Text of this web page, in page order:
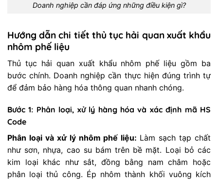
Doanh nghiệp cần đáp ứng những điều kiện gì?
Hướng dẫn chi tiết thủ tục hải quan xuất khẩu
nhôm phế liệu
Thủ tục hải quan xuất khẩu nhôm phế liệu gồm ba
bước chính. Doanh nghiệp cần thực hiện đúng trình tự
để đảm bảo hàng hóa thông quan nhanh chóng.
Bước 1: Phân loại, xử lý hàng hóa và xác định mã HS
Code
Phân loại và xử lý nhôm phế liệu: Làm sạch tạp chất
như sơn, nhựa, cao su bám trên bề mặt. Loại bỏ các
kim loại khác như sắt, đồng bằng nam châm hoặc
phân loại thủ công. Ép nhôm thành khối vuông kích